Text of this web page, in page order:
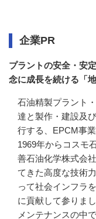
企業PR
プラントの安全・安
念に成長を続ける「
石油精製プラント
達と製作・建設及
行する、EPCM事
1969年からコスモ
善石油化学株式会
てきた高度な技術
って社会インフラ
に貢献して参りまし
メンテナンスの中